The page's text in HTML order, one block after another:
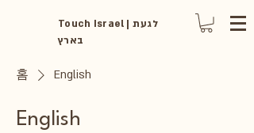
Touch Israel | לגעת
בארץ
홈 English
English